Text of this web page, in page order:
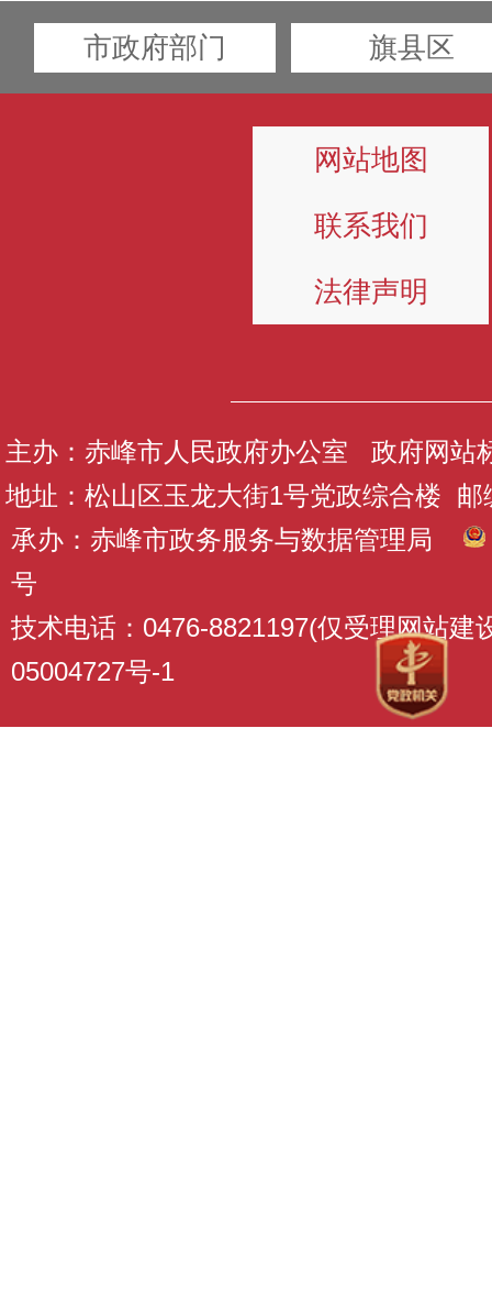
市政府部门 旗县区
网站地图
联系我们
法律声明
主办：赤峰市人民政府办公室 政府网站
地址：松山区玉龙大街1号党政综合楼 邮
承办：赤峰市政务服务与数据管理局
号
技术电话：0476-8821197(仅受理网站建
05004727号-1